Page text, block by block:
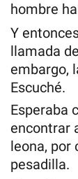
hombre
Y
llamada
embargo,
Escuché.
Esperaba
encontrar
leona, por
pesadilla.